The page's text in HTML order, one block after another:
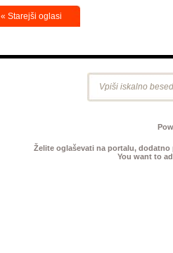
« Starejši oglasi
Želite oglaševati na portalu,
You want to